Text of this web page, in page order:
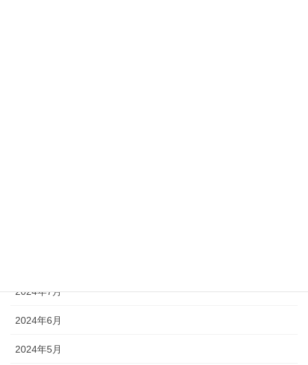
2024年7月
2024年6月
2024年5月